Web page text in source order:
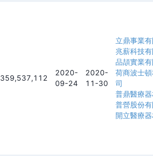
359,537,112
2020-
09-24
2020-
11-30
立鼎事業
兆薪科技
品頡實業
荷商波士
司
普鼎醫療
普營股份
開立醫療